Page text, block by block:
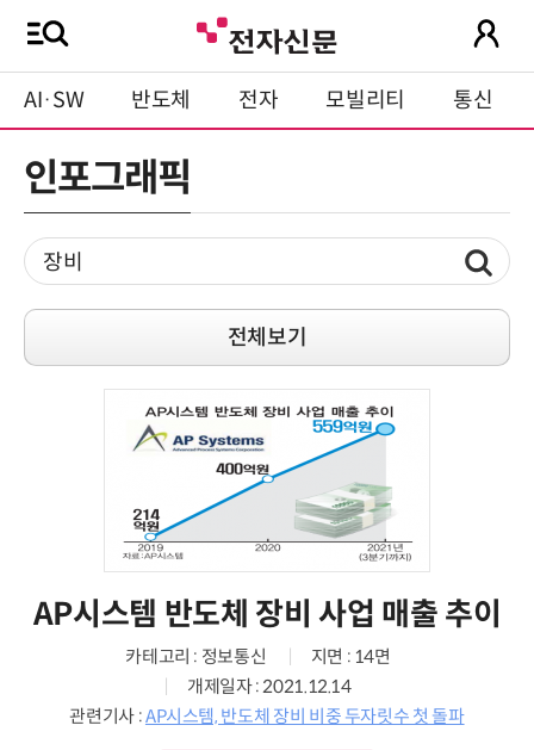
AI·SW 반도체 전자 모빌리티 통신
인포그래픽
전체보기
AP시스템 반도체 장비 사업 매출 추이
카테고리 : 정보통신
지면 : 14면
개제일자 : 2021.12.14
관련기사 :AP시스템, 반도체 장비 비중 두자릿수 첫 돌파